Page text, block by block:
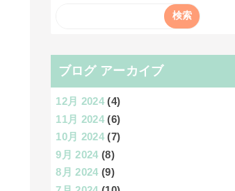
ブログ アーカイブ
12月 2024 (4)
11月 2024 (6)
10月 2024 (7)
9月 2024 (8)
8月 2024 (9)